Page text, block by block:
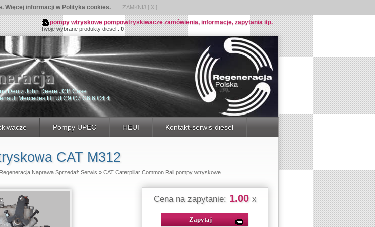
Więcej informacji w Polityka cookies. ZAMKNIJ [ X ]
pompy wtryskowe pompowtryskiwacze zamówienia, informacje, zapytania itp.
Twoje wybrane produkty diesel::0
Deutz John Deere JCB Case
Mercedes HEUI C9 C7 C6.6 C4.4
Pompy UPEC HEUI Kontakt-serwis-diesel
CAT M312
Naprawa Sprzedaż Serwis » CAT Caterpillar Common Rail pompy wtryskowe
Cena na zapytanie: 1.00 x